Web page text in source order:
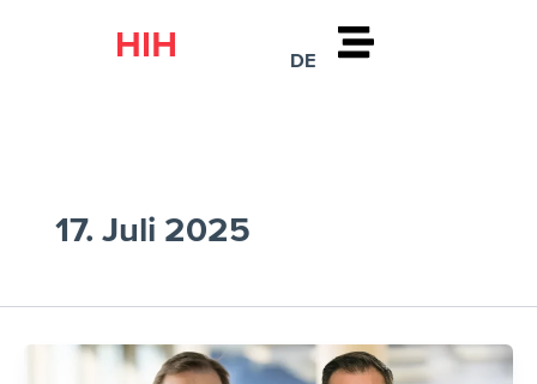
DE
17. Juli 2025